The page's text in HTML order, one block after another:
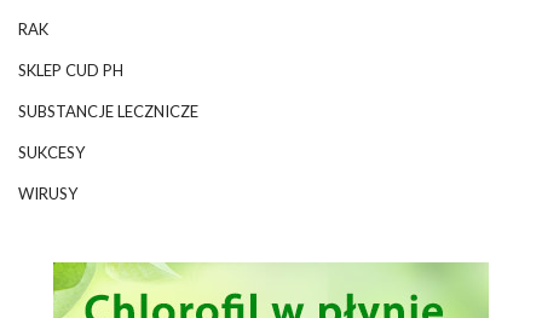
RAK
SKLEP CUD PH
SUBSTANCJE LECZNICZE
SUKCESY
WIRUSY